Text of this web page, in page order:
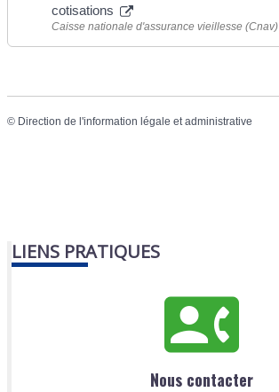
cotisations
Caisse nationale d'assurance vieillesse (Cnav)
© Direction de l'information légale et administrative
LIENS PRATIQUES
Nous contacter